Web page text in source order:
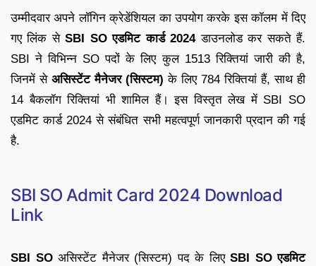
उम्मीदवार अपने लॉगिन क्रेडेंशियल का उपयोग करके इस कॉलम में दिए
गए लिंक सेSBI SO एडमिट कार्ड 2024डाउनलोड कर सकते हैं.
SBI ने विभिन्न SO पदों के लिए कुल 1513 रिक्तियां जारी की है,
जिनमें से असिस्टेंट मैनेजर (सिस्टम) के लिए 784 रिक्तियां हैं, साथ ही
14 बैकलॉग रिक्तियां भी शामिल हैं। इस विस्तृत लेख में SBI SO
एडमिट कार्ड 2024 से संबंधित सभी महत्वपूर्ण जानकारी प्रदान की गई
है.
SBI SO Admit Card 2024 Download
Link
SBI SO असिस्टेंट मैनेजर (सिस्टम) पद के लिए SBI SO एडमिट